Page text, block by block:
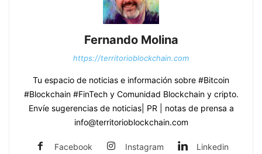
Fernando Molina
https://territorioblockchain.com
Tu espacio de noticias e información sobre #Bitcoin
#Blockchain #FinTech y Comunidad Blockchain y cripto.
Envíe sugerencias de noticias| PR | notas de prensa a
info@territorioblockchain.com
Facebook Instagram Linkedin